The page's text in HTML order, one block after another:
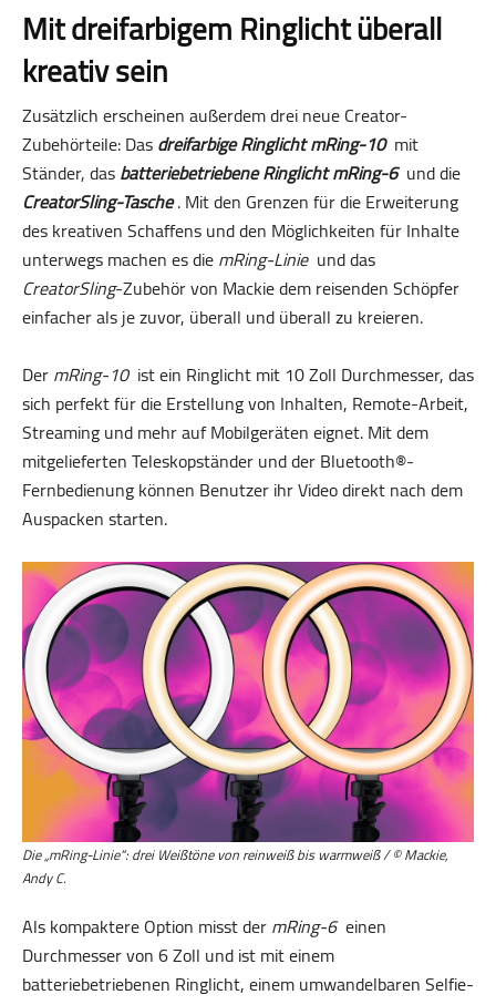
Mit dreifarbigem Ringlicht überall
kreativ sein
Zusätzlich erscheinen außerdem drei neue Creator-
Zubehörteile: Dasdreifarbige Ringlicht mRing-10mit
Ständer, dasbatteriebetriebene Ringlicht mRing-6und die
CreatorSling-Tasche. Mit den Grenzen für die Erweiterung
des kreativen Schaffens und den Möglichkeiten für Inhalte
unterwegs machen es diemRing-Linieund das
CreatorSling-Zubehör von Mackie dem reisenden Schöpfer
einfacher als je zuvor, überall und überall zu kreieren.
DermRing-10ist ein Ringlicht mit 10 Zoll Durchmesser, das
sich perfekt für die Erstellung von Inhalten, Remote-Arbeit,
Streaming und mehr auf Mobilgeräten eignet. Mit dem
mitgelieferten Teleskopständer und der Bluetooth®-
Fernbedienung können Benutzer ihr Video direkt nach dem
Auspacken starten.
Die „mRing-Linie“: drei Weißtöne von reinweiß bis warmweiß / © Mackie,
Andy C.
Als kompaktere Option misst dermRing-6einen
Durchmesser von 6 Zoll und ist mit einem
batteriebetriebenen Ringlicht, einem umwandelbaren Selfie-